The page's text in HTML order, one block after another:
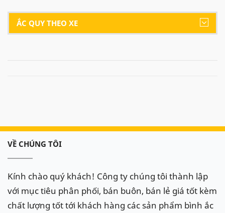
ẮC QUY THEO XE
VỀ CHÚNG TÔI
Kính chào quý khách! Công ty chúng tôi thành lập
với mục tiêu phân phối, bán buôn, bán lẻ giá tốt kèm
chất lượng tốt tới khách hàng các sản phẩm bình ắc